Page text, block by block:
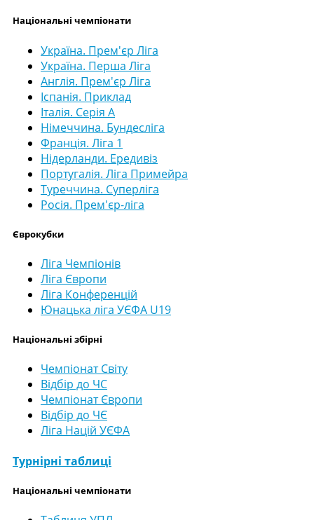
Національні чемпіонати
Україна. Прем'єр Ліга
Україна. Перша Ліга
Англія. Прем'єр Ліга
Іспанія. Приклад
Італія. Серія А
Німеччина. Бундесліга
Франція. Ліга 1
Нідерланди. Ередивіз
Португалія. Ліга Примейра
Туреччина. Суперліга
Росія. Прем'єр-ліга
Єврокубки
Ліга Чемпіонів
Ліга Європи
Ліга Конференцій
Юнацька ліга УЄФА U19
Національні збірні
Чемпіонат Світу
Відбір до ЧС
Чемпіонат Європи
Відбір до ЧЄ
Ліга Націй УЄФА
Турнірні таблиці
Національні чемпіонати